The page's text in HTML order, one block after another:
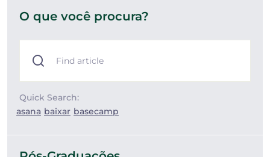
O que você procura?
Quick Search:
asana baixar basecamp